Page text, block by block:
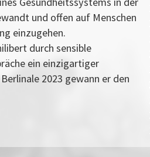
und offen auf Menschen
einzugehen.
durch sensible
ein einzigartiger
2023 gewann er den